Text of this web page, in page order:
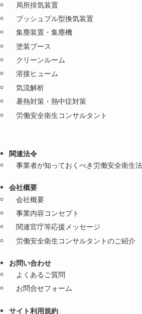
局所排気装置
プッシュプル型換気装置
集塵装置・集塵機
塗装ブース
クリーンルーム
溶接ヒューム
気流解析
暑熱対策・熱中症対策
労働安全衛生コンサルタント
関連法令
事業者が知っておくべき労働安全衛生
会社概要
会社概要
事業内容コンセプト
関連官庁等応援メッセージ
労働安全衛生コンサルタントのご紹介
お問い合わせ
よくあるご質問
お問合せフォーム
サイト利用規約